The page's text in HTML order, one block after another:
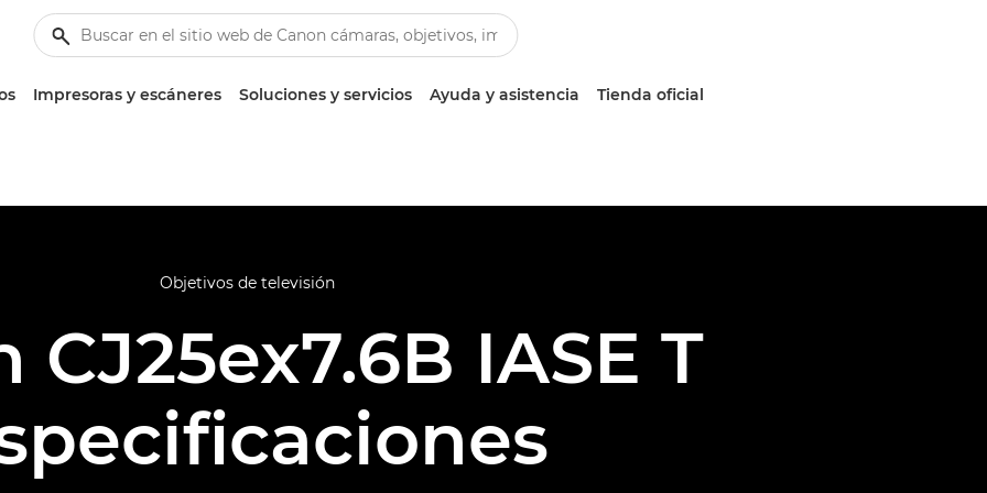
Impresoras y escáneres Soluciones y servicios Ayuda y asistencia Tienda oficial
Objetivos de televisión
CJ25ex7.6B IASE T